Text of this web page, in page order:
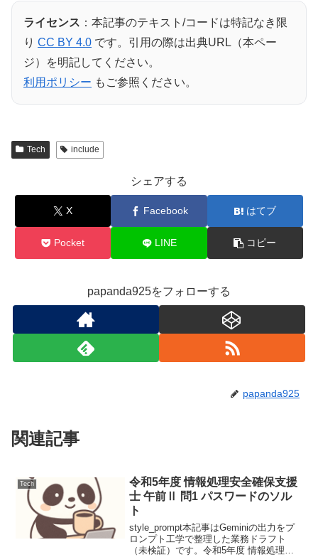
ライセンス ：本記事のテキスト/コードは特記なき限
り CC BY 4.0 です。引用の際は出典URL（本ペー
ジ）を明記してください。
利用ポリシー もご参照ください。
Tech include
シェアする
X Facebook はてブ
Pocket LINE コピー
papanda925をフォローする
papanda925
関連記事
Tech
令和5年度 情報処理安全確保支援
士 午前Ⅱ 問1 パスワードのソル
ト
style_prompt本記事はGeminiの出力をプ
ロンプト工学で整理した業務ドラフト
（未検証）です。令和5年度 情報処理安